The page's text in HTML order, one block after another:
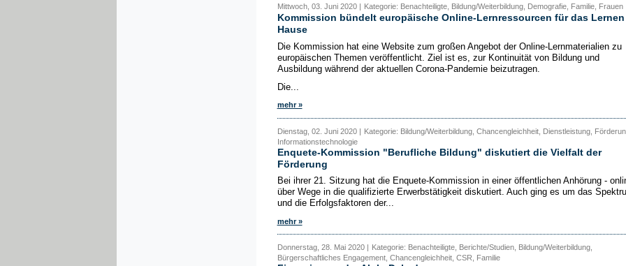
Mittwoch, 03. Juni 2020 | Kategorie: Benachteiligte, Bildung/Weiterbildung, Demografie, Familie, Frauen
Kommission bündelt europäische Online-Lernressourcen für das Lernen
Hause
Die Kommission hat eine Website zum großen Angebot der Online-Lernmaterialien zu
europäischen Themen veröffentlicht. Ziel ist es, zur Kontinuität von Bildung und
Ausbildung während der aktuellen Corona-Pandemie beizutragen.
Die...
mehr »
Dienstag, 02. Juni 2020 | Kategorie: Bildung/Weiterbildung, Chancengleichheit, Dienstleistung,
Informationstechnologie
Enquete-Kommission "Berufliche Bildung" diskutiert die Vielfalt der
Förderung
Bei ihrer 21. Sitzung hat die Enquete-Kommission in einer öffentlichen Anhörung -
über Wege in die qualifizierte Erwerbstätigkeit diskutiert. Auch ging es um das
und die Erfolgsfaktoren der...
mehr »
Donnerstag, 28. Mai 2020 | Kategorie: Benachteiligte, Berichte/Studien, Bildung/Weiterbildung,
Bürgerschaftliches Engagement, Chancengleichheit, CSR, Familie